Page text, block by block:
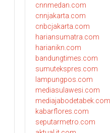
cnnmedan.com
cnnjakarta.com
cnbcjakarta.com
hariansumatra.com
harianikn.com
bandungtimes.com
sumutekspres.com
lampungpos.com
mediasulawesi.com
mediajabodetabek.com
kabarflores.com
seputarmetro.com